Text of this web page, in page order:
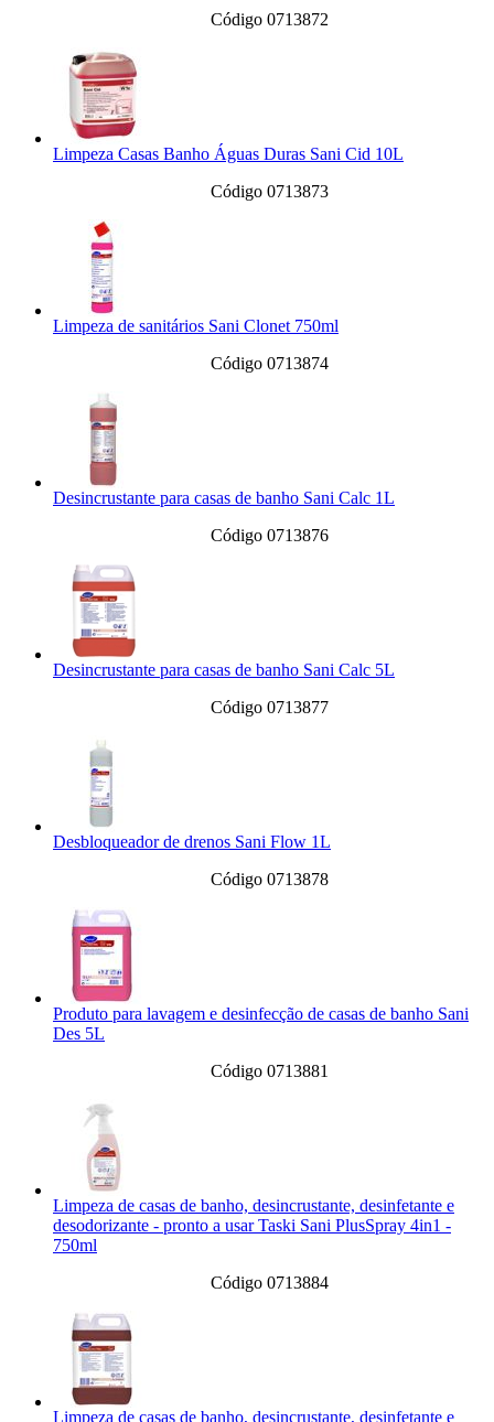
Código 0713872
Limpeza Casas Banho Águas Duras Sani Cid 10L
Código 0713873
Limpeza de sanitários Sani Clonet 750ml
Código 0713874
Desincrustante para casas de banho Sani Calc 1L
Código 0713876
Desincrustante para casas de banho Sani Calc 5L
Código 0713877
Desbloqueador de drenos Sani Flow 1L
Código 0713878
Produto para lavagem e desinfecção de casas de banho Sani
Des 5L
Código 0713881
Limpeza de casas de banho, desincrustante, desinfetante e
desodorizante - pronto a usar Taski Sani PlusSpray 4in1 -
750ml
Código 0713884
Limpeza de casas de banho, desincrustante, desinfetante e